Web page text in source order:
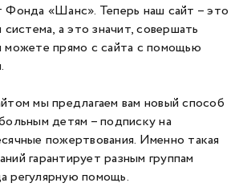
Фонда «Шанс». Теперь наш сайт – это
а это значит, совершать
можете прямо с сайта с помощью
мы предлагаем вам новый способ
детям – подписку на
пожертвования. Именно такая
гарантирует разным группам
регулярную помощь.